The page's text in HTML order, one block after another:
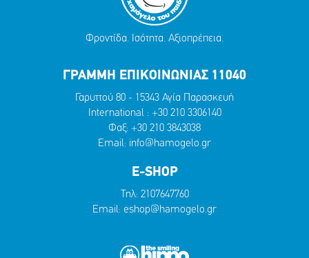
Φροντίδα. Ισότητα. Αξιοπρέπεια.
ΓΡΑΜΜΗ ΕΠΙΚΟΙΝΩΝΙΑΣ 11040
Γαρυττού 80 - 15343 Αγία Παρασκευή
International : +30 210 3306140
Φαξ: +30 210 3843038
Email: info@hamogelo.gr
E-SHOP
Τηλ: 2107647760
Email: eshop@hamogelo.gr